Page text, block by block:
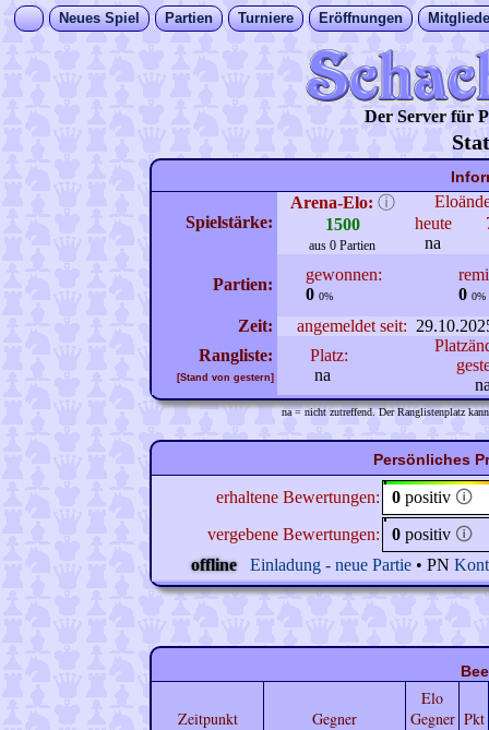
Neues Spiel Partien Turniere Eröffnungen
Der Server für
Spielstärke:
Arena-Elo: ⓘ
1500
aus 0 Partien
heute
na
Partien:
gewonnen:
0 0%
0 0%
Zeit: angemeldet seit:
Rangliste:
[Stand von gestern]
Platz:
na
na = nicht zutreffend. Der Ranglistenplatz
Persönliches
erhaltene Bewertungen: 0 positiv 🛈
vergebene Bewertungen:
0 positiv 🛈
offline
Einladung - neue Partie • PN
Zeitpunkt Gegner
Elo
Gegner Pkt